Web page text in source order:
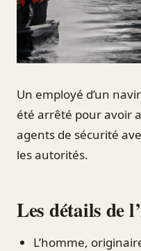
Un employé d’un
été arrêté pour avoir
agents de sécurité
les autorités.
Les détails de
L’homme,